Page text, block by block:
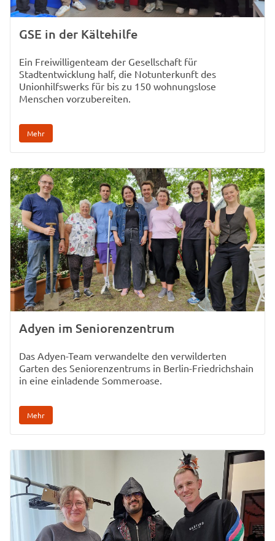
GSE in der Kältehilfe
Ein Freiwilligenteam der Gesellschaft für
Stadtentwicklung half, die Notunterkunft des
Unionhilfswerks für bis zu 150 wohnungslose
Menschen vorzubereiten.
Mehr
Adyen im Seniorenzentrum
Das Adyen-Team verwandelte den verwilderten
Garten des Seniorenzentrums in Berlin-Friedrichshain
in eine einladende Sommeroase.
Mehr